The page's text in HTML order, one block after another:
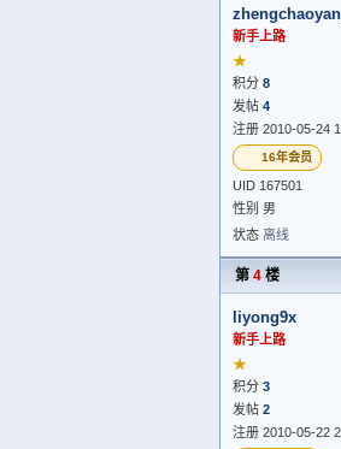
新手上路
★
积分 8
发帖 4
注册 2010-05-24
16年会员
UID 167501
性别 男
状态 离线
第 4 楼
liyong9x
新手上路
★
积分 3
发帖 2
注册 2010-05-22